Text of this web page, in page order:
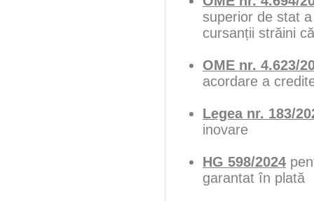
superior de stat
cursanții străini
OME nr. 4.623/
acordare a
Legea nr. 183/
inovare
HG 598/2024
garantat în plată